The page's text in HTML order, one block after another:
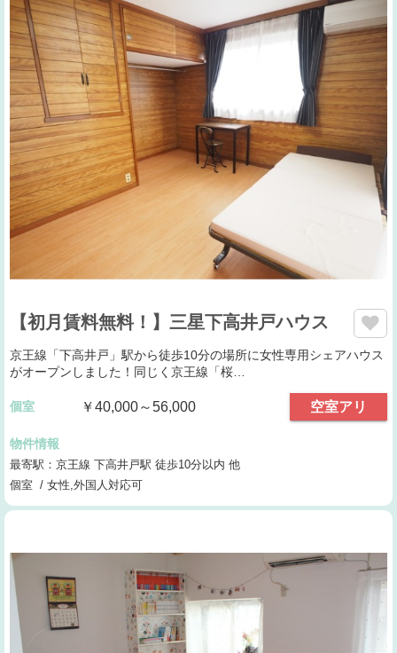
【初月賃料無料！】三星下高井戸ハウス
京王線「下高井戸」駅から徒歩10分の場所に女性専用シェアハウス
がオープンしました！同じく京王線「桜…
個室 ￥40,000～56,000 空室アリ
物件情報
最寄駅：京王線 下高井戸駅 徒歩10分以内 他
個室 / 女性,外国人対応可